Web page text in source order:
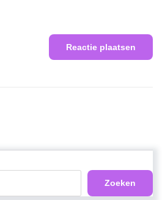
Zoeken